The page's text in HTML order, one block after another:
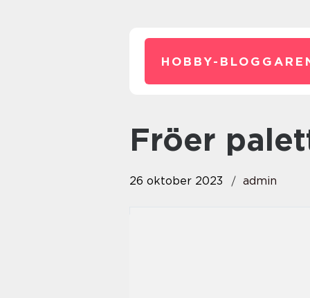
HOBBY-
fröer
26 oktober 2023 admin